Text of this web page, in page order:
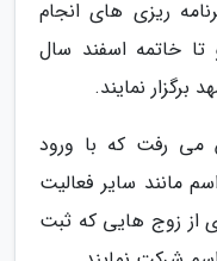
ریزی های انجام
دانشجو تا خاتمه اسفند سال
برگزار نمایند.
می رفت که با ورود
مانند سایر فعالیت
از زوج هایی که ثبت